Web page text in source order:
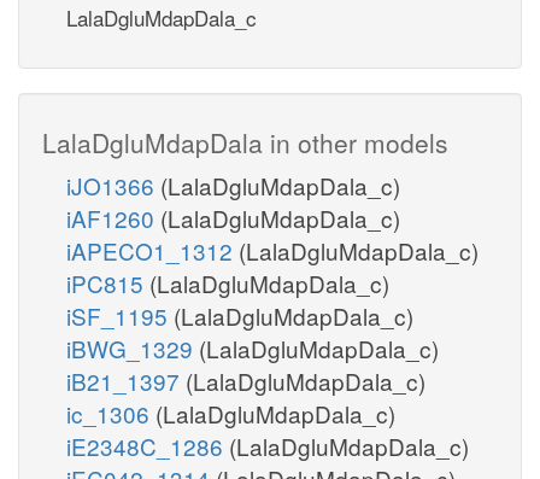
LalaDgluMdapDala_c
LalaDgluMdapDala in other models
iJO1366 (LalaDgluMdapDala_c)
iAF1260 (LalaDgluMdapDala_c)
iAPECO1_1312 (LalaDgluMdapDala_c)
iPC815 (LalaDgluMdapDala_c)
iSF_1195 (LalaDgluMdapDala_c)
iBWG_1329 (LalaDgluMdapDala_c)
iB21_1397 (LalaDgluMdapDala_c)
ic_1306 (LalaDgluMdapDala_c)
iE2348C_1286 (LalaDgluMdapDala_c)